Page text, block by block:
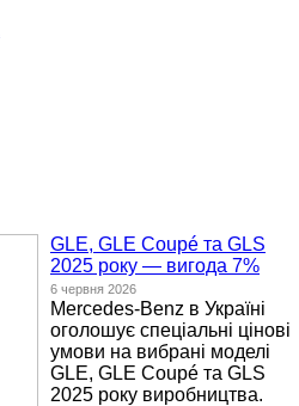
GLE, GLE Coupé та GLS
2025 року — вигода 7%
6 червня 2026
Mercedes-Benz в Україні
оголошує спеціальні цінові
умови на вибрані моделі
GLE, GLE Coupé та GLS
2025 року виробництва.